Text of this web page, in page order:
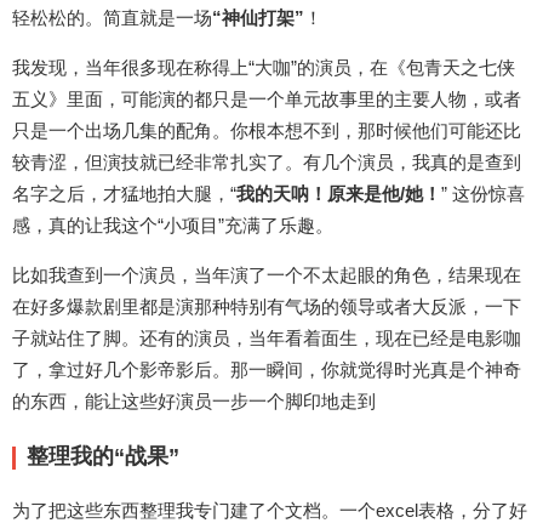
轻松松的。简直就是一场“神仙打架” ！
我发现，当年很多现在称得上“大咖”的演员，在《包青天之七侠
五义》里面，可能演的都只是一个单元故事里的主要人物，或者
只是一个出场几集的配角。你根本想不到，那时候他们可能还比
较青涩，但演技就已经非常扎实了。有几个演员，我真的是查到
名字之后，才猛地拍大腿，“我的天呐！原来是他/她！ ” 这份惊喜
感，真的让我这个“小项目”充满了乐趣。
比如我查到一个演员，当年演了一个不太起眼的角色，结果现在
在好多爆款剧里都是演那种特别有气场的领导或者大反派，一下
子就站住了脚。还有的演员，当年看着面生，现在已经是电影咖
了，拿过好几个影帝影后。那一瞬间，你就觉得时光真是个神奇
的东西，能让这些好演员一步一个脚印地走到
整理我的“战果”
为了把这些东西整理我专门建了个文档。一个excel表格，分了好